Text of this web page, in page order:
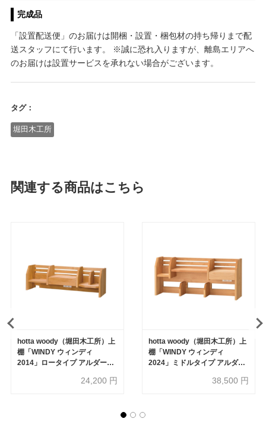
完成品
「設置配送便」のお届けは開梱・設置・梱包材の持ち帰りまで配
送スタッフにて行います。 ※誠に恐れ入りますが、離島エリアへ
のお届けは設置サービスを承れない場合がございます。
タグ：
堀田木工所
関連する商品はこちら
hotta woody（堀田木工所）上
棚「WINDY ウィンディ
2014」ロータイプ アルダー材
24,200 円
hotta woody（堀田木工所）上
棚「WINDY ウィンディ
2024」ミドルタイプ アルダー
38,500 円